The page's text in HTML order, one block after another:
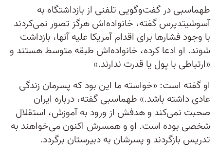
طهماسبی در گفت‌وگویی تلفنی از بازداشتگاه به
آسوشیتدپرس گفته، خانواده‌اش هرگز تصور نمی‌کردند
با وجود فشارها برای اقدام آمریکا علیه آنها، بازداشت
شوند. او ادعا کرده، خانواده‌اش طبقه متوسط هستند و
«ارتباطی با پول یا قدرت ندارند.»
او گفته است: «خواسته ما این بود که پسرمان زندگی
عادی داشته باشد.» طهماسبی گفته، درباره ایران
صحبت نمی‌کند و هدفش از ورود به آموزش، استقلال
شخصی بوده است. او و همسرش اکنون می‌خواهند به
تدریس بازگردند و پسرشان به دبیرستان برگردد.